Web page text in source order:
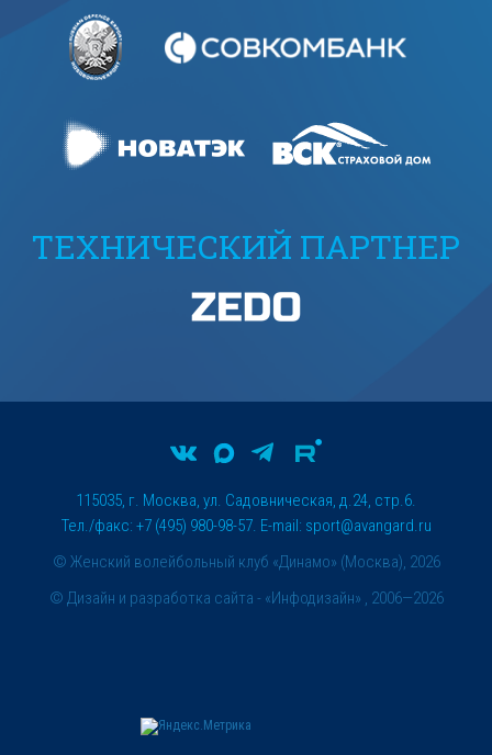
ТЕХНИЧЕСКИЙ ПАРТНЕР
© Женский волейбольный клуб «Динамо» (Москва), 2026
115035, г. Москва, ул. Садовническая, д.24, стр.6.
Тел./факс: +7 (495) 980-98-57. E-mail: sport@avangard.ru
© Дизайн и разработка сайта - «Инфодизайн» , 2006—2026